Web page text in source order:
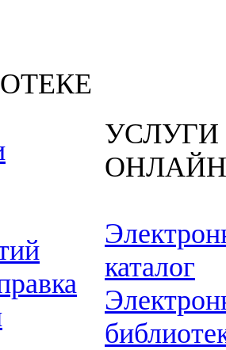
УСЛУГИ
ОНЛАЙН
каталог